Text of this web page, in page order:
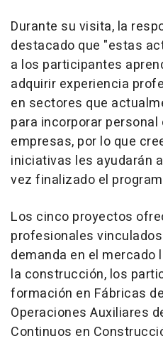
Durante su visita, la
destacado que "estas
a los participantes
adquirir experiencia
en sectores que
para incorporar
empresas, por lo que
iniciativas les ayudarán
vez finalizado el
Los cinco proyectos
profesionales
demanda en el mercado
la construcción, los
formación en Fábricas
Operaciones Auxiliares
Continuos en